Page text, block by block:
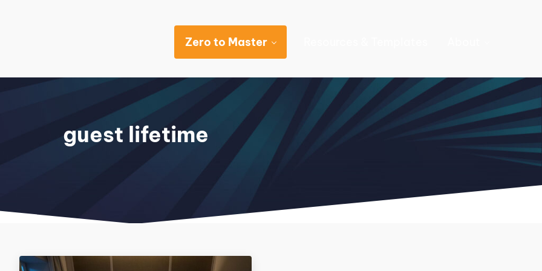
sạn
Zero to Master
guest lifetime